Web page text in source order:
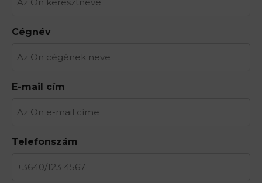
Cégnév
E-mail cím
Telefonszám